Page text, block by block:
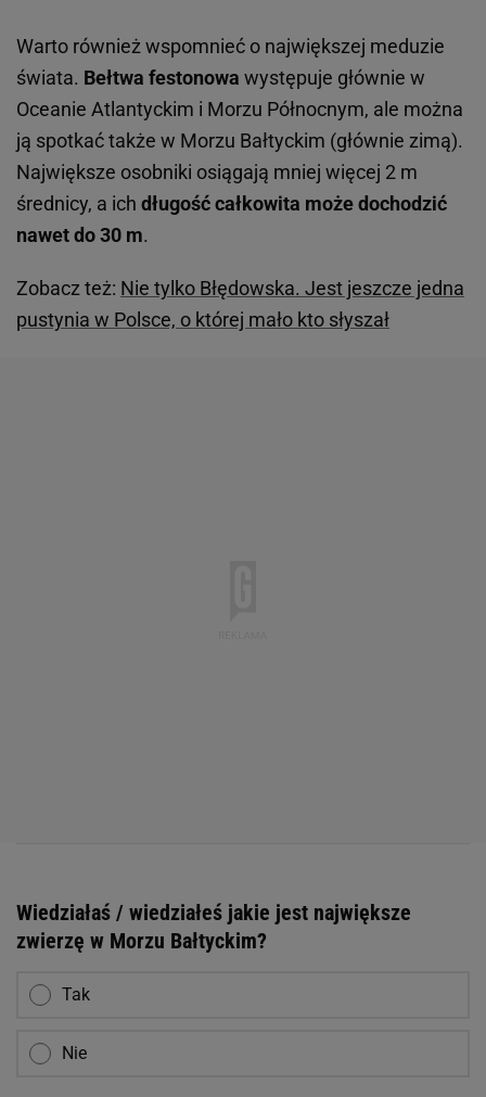
Warto również wspomnieć o największej meduzie
świata. Bełtwa festonowa występuje głównie w
Oceanie Atlantyckim i Morzu Północnym, ale można
ją spotkać także w Morzu Bałtyckim (głównie zimą).
Największe osobniki osiągają mniej więcej 2 m
średnicy, a ich długość całkowita może dochodzić
nawet do 30 m.
Zobacz też: Nie tylko Błędowska. Jest jeszcze jedna
pustynia w Polsce, o której mało kto słyszał
Wiedziałaś / wiedziałeś jakie jest największe
zwierzę w Morzu Bałtyckim?
Tak
Nie